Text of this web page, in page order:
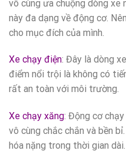
vô cùng ưa chuộng dòng xe
này đa dạng về động cơ.
cho mục đích của mình.
Xe chạy điện: Đây là dòng
điểm nổi trội là không có
rất an toàn với môi trường.
Xe chạy xăng: Động cơ
vô cùng chắc chắn và bền
hóa nặng trong thời gian